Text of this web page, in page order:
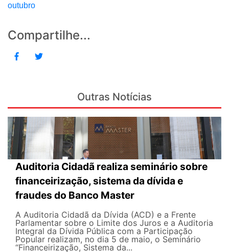
outubro
Compartilhe...
Outras Notícias
Auditoria Cidadã realiza seminário sobre
financeirização, sistema da dívida e
fraudes do Banco Master
A Auditoria Cidadã da Dívida (ACD) e a Frente
Parlamentar sobre o Limite dos Juros e a Auditoria
Integral da Dívida Pública com a Participação
Popular realizam, no dia 5 de maio, o Seminário
“Financeirização, Sistema da...